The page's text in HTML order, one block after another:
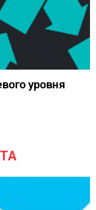
уровня